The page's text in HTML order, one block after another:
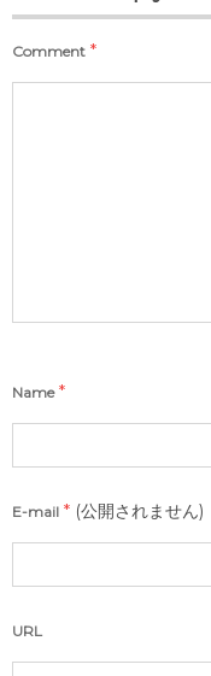
Comment *
Name *
E-mail * (公開されません)
URL